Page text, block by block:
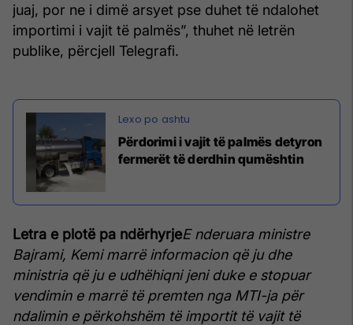
juaj, por ne i dimë arsyet pse duhet të ndalohet
importimi i vajit të palmës”, thuhet në letrën
publike, përcjell Telegrafi.
Përdorimi i vajit të palmës detyron
fermerët të derdhin qumështin
Letra e plotë pa ndërhyrjeE nderuara ministre
Bajrami, Kemi marrë informacion që ju dhe
ministria që ju e udhëhiqni jeni duke e stopuar
vendimin e marrë të premten nga MTI-ja për
ndalimin e përkohshëm të importit të vajit të